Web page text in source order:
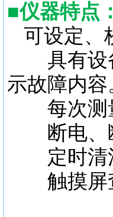
■仪器特点：
可设定、
具有设备
示故障内
每次测量
断电、断
定时清
触摸屏查